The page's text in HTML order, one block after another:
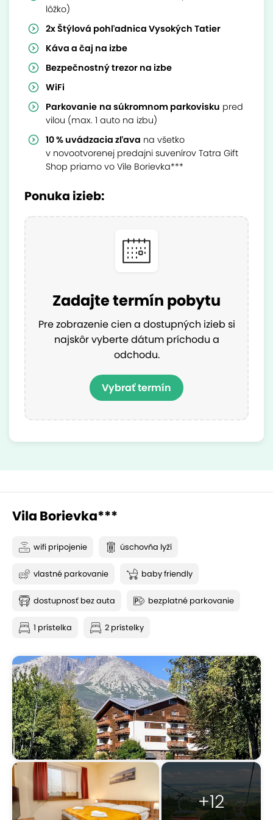
lôžko)
2x Štýlová pohľadnica Vysokých Tatier
Káva a čaj na izbe
Bezpečnostný trezor na izbe
WiFi
Parkovanie na súkromnom parkovisku pred
vilou (max. 1 auto na izbu)
10 % uvádzacia zľava na všetko
v novootvorenej predajni suvenírov Tatra Gift
Shop priamo vo Vile Borievka***
Ponuka izieb:
Zadajte termín pobytu
Pre zobrazenie cien a dostupných izieb si
najskôr vyberte dátum príchodu a
odchodu.
Vybrať termín
Vila Borievka***
wifi pripojenie úschovňa lyží
vlastné parkovanie baby friendly
dostupnosť bez auta bezplatné parkovanie
1 prístelka 2 prístelky
+12